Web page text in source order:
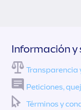
Información y
Transparencia
Peticiones,
Términos y